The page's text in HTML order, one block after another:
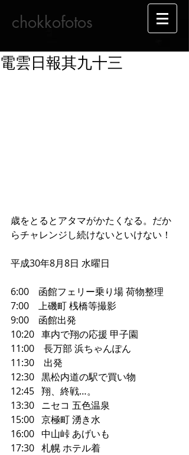
chokkofotos
電雲日報其九十三
歳をとるとアタマがかたくなる。だか
らチャレンジし続けないといけない！
平成30年8月8日 水曜日
6:00    函館フェリー乗り場 荷物整理
7:00    上磯町 桟橋等撮影
9:00    函館出発
10:20   車内で翔の応援 甲子園
11:00    長万部 浜ちゃんぽん
11:30    出発
12:30   黒松内道の駅で買い物
12:45   翔、終戦…。
13:30   ニセコ 五色温泉
15:00   京極町 湧き水
16:00   中山峠 あげいも
17:30   札幌 ホテル着